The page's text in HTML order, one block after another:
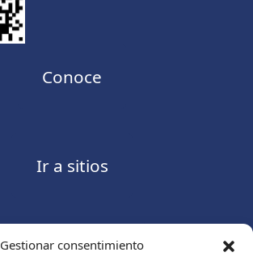
Gestionar consentimiento
Conoce
Ir a sitios
Contáctanos